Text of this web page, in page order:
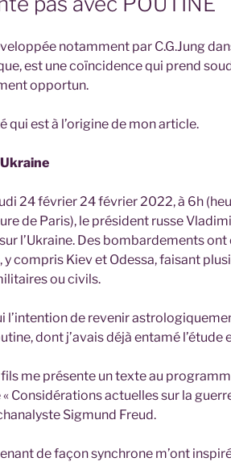
notamment par C.G.Jung
est une coïncidence qui prend
opportun.
qui est à l’origine de mon article.
24 février 24 février 2022, à 6h
de Paris), le président russe
l’Ukraine. Des bombardements
y compris Kiev et Odessa, faisant
ou civils.
l’intention de revenir
dont j’avais déjà entamé l’étude
me présente un texte au
Considérations actuelles sur la
Sigmund Freud.
de façon synchrone m’ont